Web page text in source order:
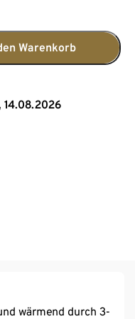
Warenkorb
14.08.2026
wärmend durch 3-